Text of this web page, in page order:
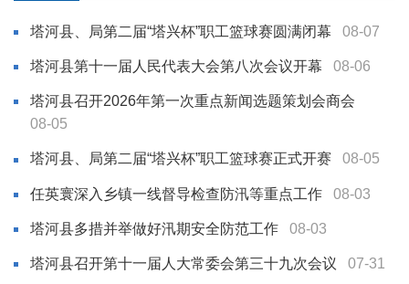
塔河县、局第二届“塔兴杯”职工篮球赛圆满闭幕 08-07
塔河县第十一届人民代表大会第八次会议开幕 08-06
塔河县召开2026年第一次重点新闻选题策划会商会
08-05
塔河县、局第二届“塔兴杯”职工篮球赛正式开赛 08-05
任英寰深入乡镇一线督导检查防汛等重点工作 08-03
塔河县多措并举做好汛期安全防范工作 08-03
塔河县召开第十一届人大常委会第三十九次会议 07-31